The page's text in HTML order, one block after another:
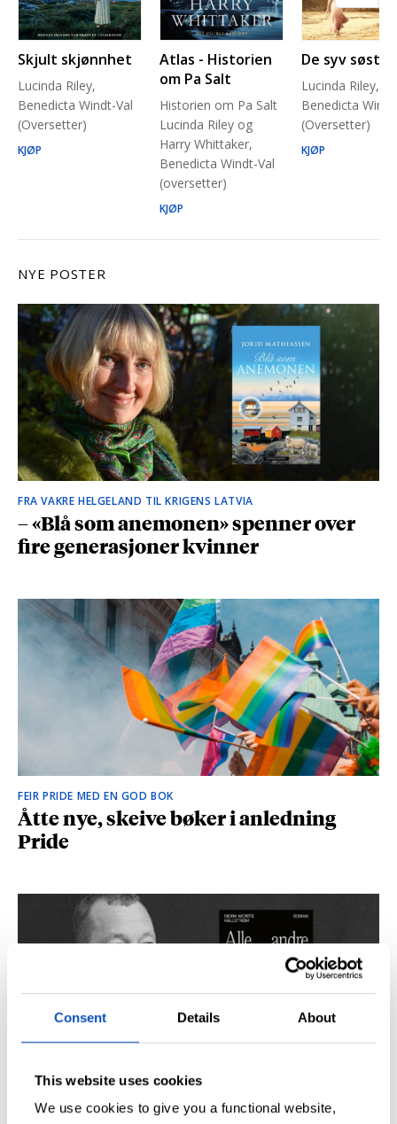
Consent Details About
This website uses cookies
We use cookies to give you a functional website,
Skjult skjønnhet
Lucinda Riley,
Benedicta Windt-Val
(Oversetter)
KJØP
Atlas - Historien
om Pa Salt
Historien om Pa Salt
Lucinda Riley og
Harry Whittaker,
Benedicta Windt-Val
(oversetter)
KJØP
De syv søstre
Lucinda Riley,
Benedicta
(Oversetter)
KJØP
NYE POSTER
FRA VAKRE HELGELAND TIL KRIGENS LATVIA
– «Blå som anemonen» spenner over
fire generasjoner kvinner
FEIR PRIDE MED EN GOD BOK
Åtte nye, skeive bøker i anledning
Pride
SÅ DU NRK-DOKUMENTAREN «AGENTEN»?
Didrik M. Hallstrøm: – Alt det med CIA